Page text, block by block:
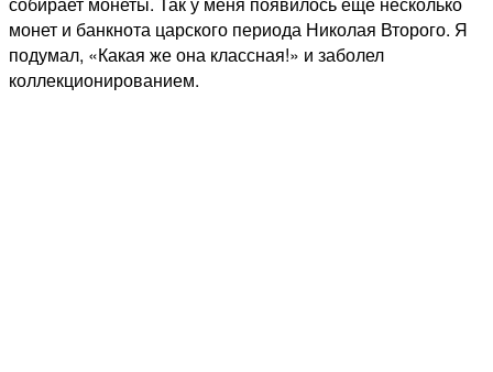
монет и банкнота царского периода Николая Второго. Я
подумал, «Какая же она классная!» и заболел
коллекционированием.